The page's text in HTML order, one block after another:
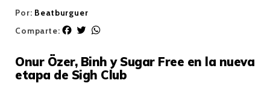
Por: Beatburguer
Comparte:
F
e
b
T
t
t
t
s
Onur Özer, Binh y Sugar Free en la nueva
etapa de Sigh Club